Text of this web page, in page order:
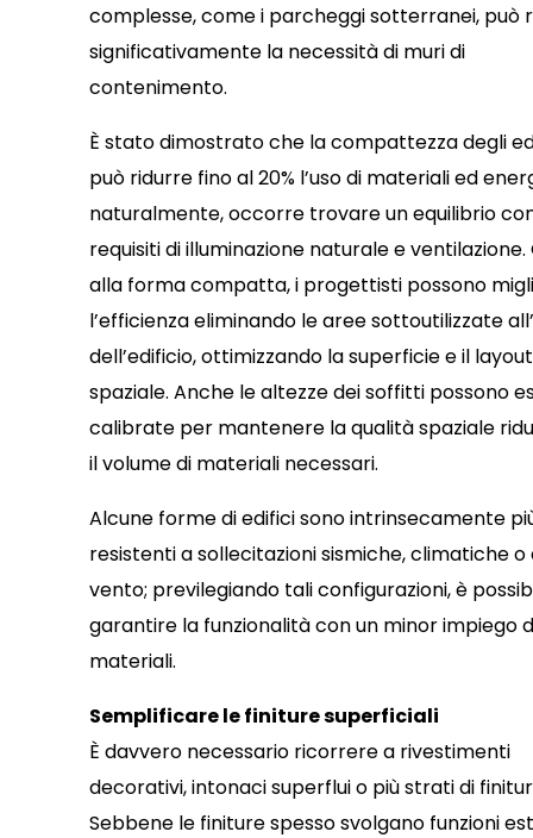
complesse, come i parcheggi sotterranei, può
significativamente la necessità di muri di
contenimento.
È stato dimostrato che la compattezza degli
può ridurre fino al 20% l’uso di materiali ed
naturalmente, occorre trovare un equilibrio
requisiti di illuminazione naturale e
alla forma compatta, i progettisti possono
l’efficienza eliminando le aree sottoutilizzate
dell’edificio, ottimizzando la superficie e il layout
spaziale. Anche le altezze dei soffitti possono
calibrate per mantenere la qualità spaziale
il volume di materiali necessari.
Alcune forme di edifici sono intrinsecamente
resistenti a sollecitazioni sismiche, climatiche o
vento; previlegiando tali configurazioni, è
garantire la funzionalità con un minor impiego
materiali.
Semplificare le finiture superficiali
È davvero necessario ricorrere a rivestimenti
decorativi, intonaci superflui o più strati di
Sebbene le finiture spesso svolgano funzioni